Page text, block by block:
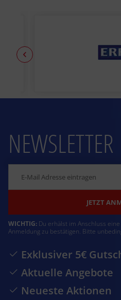
NEWSLETTER
JETZT
WICHTIG: Du erhälst im Anschluss
Anmeldung zu bestätigen. Bitte
Exklusiver 5€
Aktuelle Angebote
Neueste Aktionen